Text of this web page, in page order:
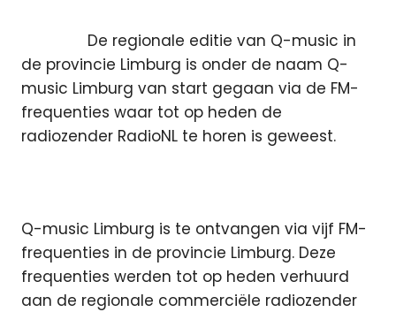
De regionale editie van Q-music in
de provincie Limburg is onder de naam Q-
music Limburg van start gegaan via de FM-
frequenties waar tot op heden de
radiozender RadioNL te horen is geweest.
Q-music Limburg is te ontvangen via vijf FM-
frequenties in de provincie Limburg. Deze
frequenties werden tot op heden verhuurd
aan de regionale commerciële radiozender